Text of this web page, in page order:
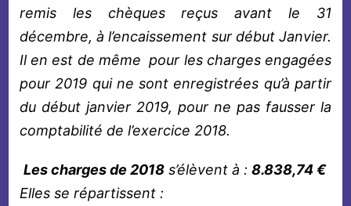
remis les chèques reçus avant le 31
décembre, à l’encaissement sur début Janvier.
Il en est de même pour les charges engagées
pour 2019 qui ne sont enregistrées qu’à partir
du début janvier 2019, pour ne pas fausser la
comptabilité de l’exercice 2018.
Les charges de 2018 s’élèvent à : 8.838,74 €
Elles se répartissent :